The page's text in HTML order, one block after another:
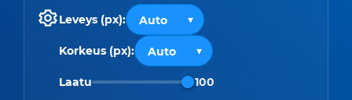
Leveys (px):
Korkeus (px):
Laatu 100